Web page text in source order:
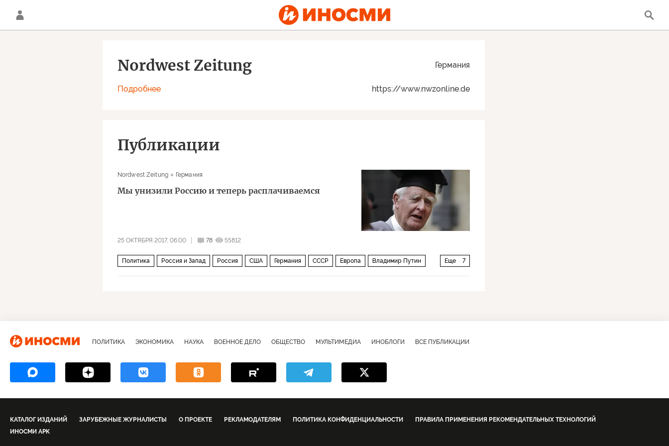
Германия
https://www.nwzonline.de
Nordwest Zeitung
Подробнее
Публикации
Nordwest Zeitung Германия
Мы унизили Россию и теперь расплачиваемся
25 ОКТЯБРЯ 2017, 06:00 78 55812
Еще 7
Политика Россия и Запад Россия США Германия СССР Европа Владимир Путин
ПОЛИТИКА ЭКОНОМИКА НАУКА ВОЕННОЕ ДЕЛО ОБЩЕСТВО МУЛЬТИМЕДИА ИНОБЛОГИ ВСЕ ПУБЛИКАЦИИ
КАТАЛОГ ИЗДАНИЙ ЗАРУБЕЖНЫЕ ЖУРНАЛИСТЫ О ПРОЕКТЕ РЕКЛАМОДАТЕЛЯМ ПОЛИТИКА КОНФИДЕНЦИАЛЬНОСТИ
ПРАВИЛА ПРИМЕНЕНИЯ РЕКОМЕНДАТЕЛЬНЫХ ТЕХНОЛОГИЙ
ИНОСМИ APK